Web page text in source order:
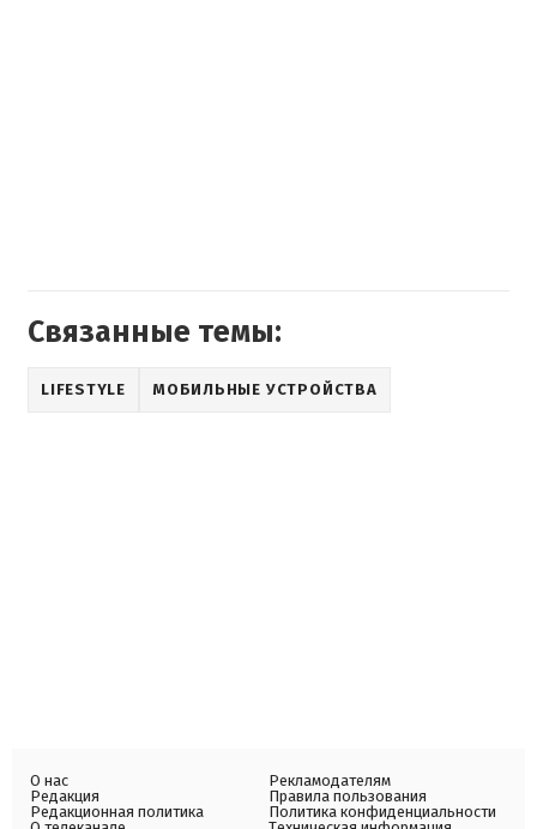
Связанные темы:
LIFESTYLE МОБИЛЬНЫЕ УСТРОЙСТВА
О нас
Редакция
Редакционная политика
Рекламодателям
Правила пользования
Политика конфиденциальности